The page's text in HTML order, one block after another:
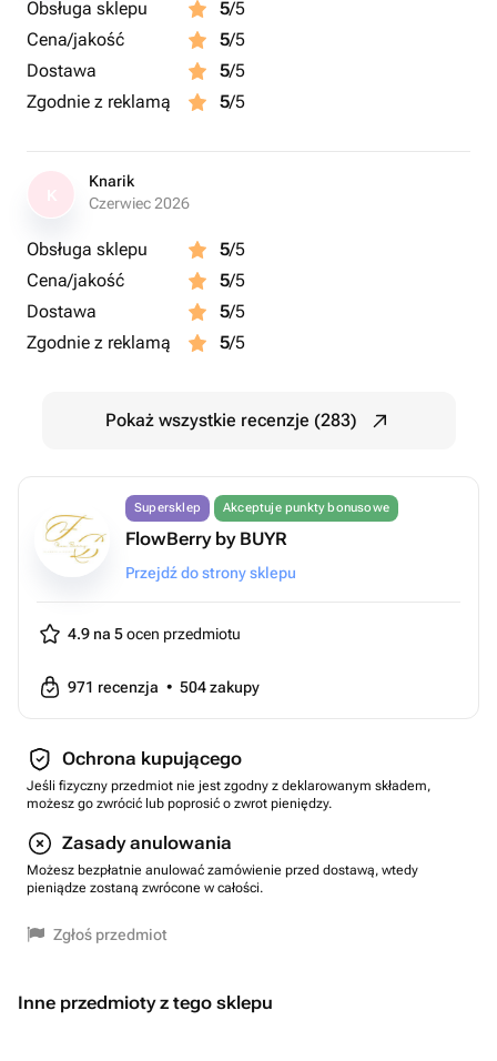
Obsługa sklepu 5/5
Cena/jakość
5/5
Dostawa
5/5
Zgodnie z reklamą
5/5
Knarik
Czerwiec 2026
Obsługa sklepu 5/5
Cena/jakość
5/5
Dostawa
5/5
Zgodnie z reklamą
5/5
Pokaż wszystkie recenzje (283)
Supersklep Akceptuje punkty bonusowe
FlowBerry by BUYR
Przejdź do strony sklepu
4.9 na 5ocen przedmiotu
971 recenzja • 504zakupy
Ochrona kupującego
Jeśli fizyczny przedmiot nie jest zgodny z deklarowanym składem,
możesz go zwrócić lub poprosić o zwrot pieniędzy.
Zasady anulowania
Możesz bezpłatnie anulować zamówienie przed dostawą, wtedy
pieniądze zostaną zwrócone w całości.
Zgłoś przedmiot
Inne przedmioty z tego sklepu